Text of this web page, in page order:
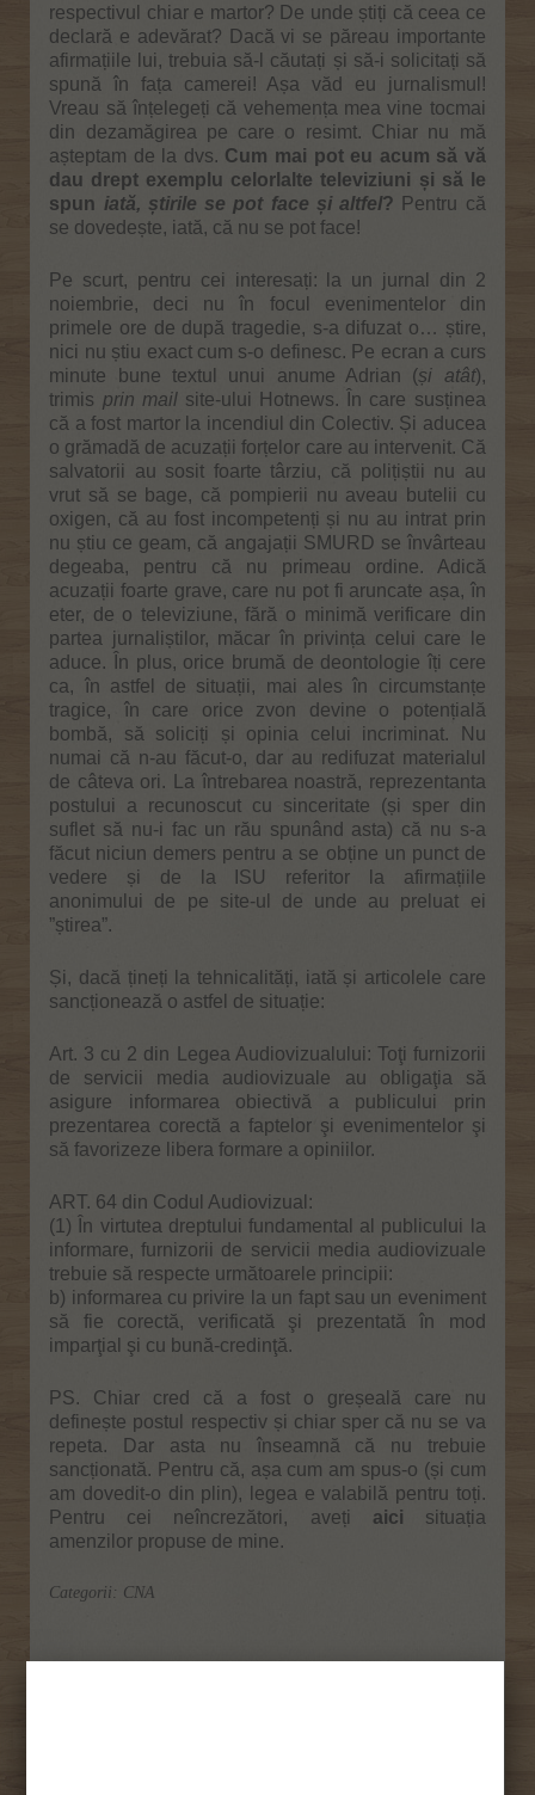
respectivul chiar e martor? De unde știți că ceea ce
declară e adevărat? Dacă vi se păreau importante
afirmațiile lui, trebuia să-l căutați și să-i solicitați să
spună în fața camerei! Așa văd eu jurnalismul!
Vreau să înțelegeți că vehemența mea vine tocmai
din dezamăgirea pe care o resimt. Chiar nu mă
așteptam de la dvs. Cum mai pot eu acum să vă
dau drept exemplu celorlalte televiziuni și să le
spun iată, știrile se pot face și altfel? Pentru că
se dovedește, iată, că nu se pot face!
Pe scurt, pentru cei interesați: la un jurnal din 2
noiembrie, deci nu în focul evenimentelor din
primele ore de după tragedie, s-a difuzat o… știre,
nici nu știu exact cum s-o definesc. Pe ecran a curs
minute bune textul unui anume Adrian (și atât),
trimis prin mailsite-ului Hotnews. În care susținea
că a fost martor la incendiul din Colectiv. Și aducea
o grămadă de acuzații forțelor care au intervenit. Că
salvatorii au sosit foarte târziu, că polițiștii nu au
vrut să se bage, că pompierii nu aveau butelii cu
oxigen, că au fost incompetenți și nu au intrat prin
nu știu ce geam, că angajații SMURD se învârteau
degeaba, pentru că nu primeau ordine. Adică
acuzații foarte grave, care nu pot fi aruncate așa, în
eter, de o televiziune, fără o minimă verificare din
partea jurnaliștilor, măcar în privința celui care le
aduce. În plus, orice brumă de deontologie îți cere
ca, în astfel de situații, mai ales în circumstanțe
tragice, în care orice zvon devine o potențială
bombă, să soliciți și opinia celui incriminat. Nu
numai că n-au făcut-o, dar au redifuzat materialul
de câteva ori. La întrebarea noastră, reprezentanta
postului a recunoscut cu sinceritate (și sper din
suflet să nu-i fac un rău spunând asta) că nu s-a
făcut niciun demers pentru a se obține un punct de
vedere și de la ISU referitor la afirmațiile
anonimului de pe site-ul de unde au preluat ei
”știrea”.
Și, dacă țineți la tehnicalități, iată și articolele care
sancționează o astfel de situație:
Art. 3 cu 2 din Legea Audiovizualului: Toţi furnizorii
de servicii media audiovizuale au obligaţia să
asigure informarea obiectivă a publicului prin
prezentarea corectă a faptelor şi evenimentelor şi
să favorizeze libera formare a opiniilor.
ART. 64 din Codul Audiovizual:
(1) În virtutea dreptului fundamental al publicului la
informare, furnizorii de servicii media audiovizuale
trebuie să respecte următoarele principii:
b) informarea cu privire la un fapt sau un eveniment
să fie corectă, verificată şi prezentată în mod
imparţial şi cu bună-credinţă.
PS. Chiar cred că a fost o greșeală care nu
definește postul respectiv și chiar sper că nu se va
repeta. Dar asta nu înseamnă că nu trebuie
sancționată. Pentru că, așa cum am spus-o (și cum
am dovedit-o din plin), legea e valabilă pentru toți.
Pentru cei neîncrezători, aveți aici situația
amenzilor propuse de mine.
Categorii: CNA